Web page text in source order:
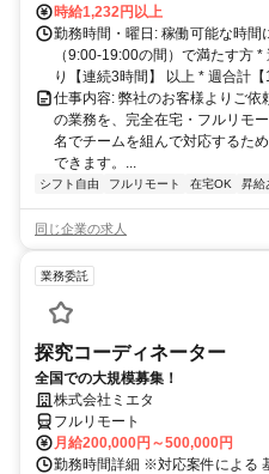
時給1,232円以上
勤務時間・曜日: 稼働可能な時
（9:00-19:00の間）で満たす方
り【連続3時間】 以上 * 週合計
仕事内容: 弊社のお客様よりご
の業務を、完全在宅・フルリモ
名でチームを組んで対応するた
できます。...
シフト自由 フルリモート 在宅OK 昇給
同じ企業の求人
業務委託
探究コーディネーター
全国での大規模募集！
株式会社ミエタ
フルリモート
月給200,000円～500,000円
勤務時間詳細 ※対応案件による